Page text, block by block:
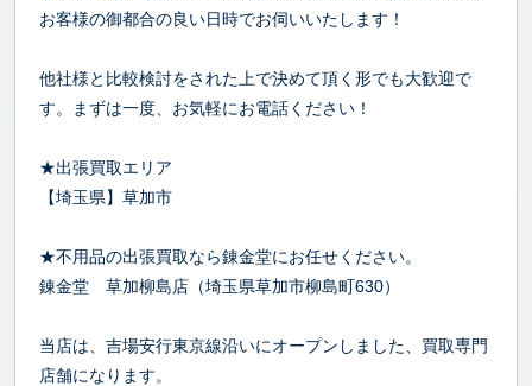
お客様の御都合の良い日時でお伺いいたします！
他社様と比較検討をされた上で決めて頂く形でも大歓迎で
す。まずは一度、お気軽にお電話ください！
★出張買取エリア
【埼玉県】草加市
★不用品の出張買取なら錬金堂にお任せください。
錬金堂 草加柳島店（埼玉県草加市柳島町630）
当店は、吉場安行東京線沿いにオープンしました、買取専門
店舗になります。